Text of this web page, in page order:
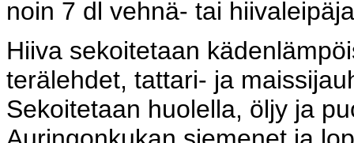
noin 7 dl vehnä- tai
Hiiva sekoitetaan
terälehdet, tattari- ja
Sekoitetaan huolella, öljy ja